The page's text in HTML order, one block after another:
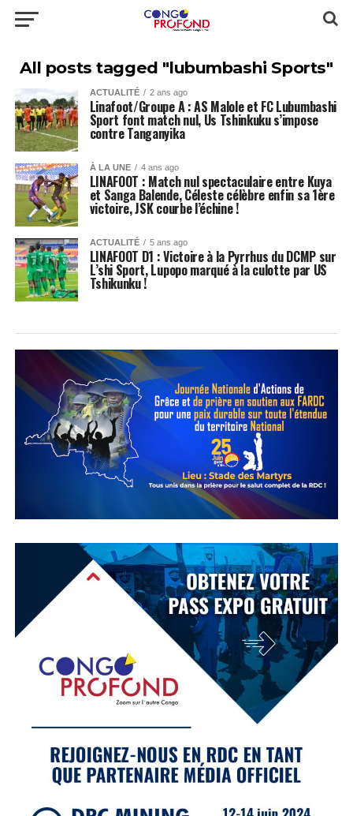
All posts tagged "lubumbashi Sports"
ACTUALITÉ 2 ans ago
Linafoot/Groupe A : AS Malole et FC Lubumbashi
Sport font match nul, Us Tshinkuku s’impose
contre Tanganyika
À LA UNE 4 ans ago
LINAFOOT : Match nul spectaculaire entre Kuya
et Sanga Balende, Céleste célèbre enfin sa 1ère
victoire, JSK courbe l’échine !
ACTUALITÉ 5 ans ago
LINAFOOT D1 : Victoire à la Pyrrhus du DCMP sur
L’shi Sport, Lupopo marqué à la culotte par US
Tshikunku !